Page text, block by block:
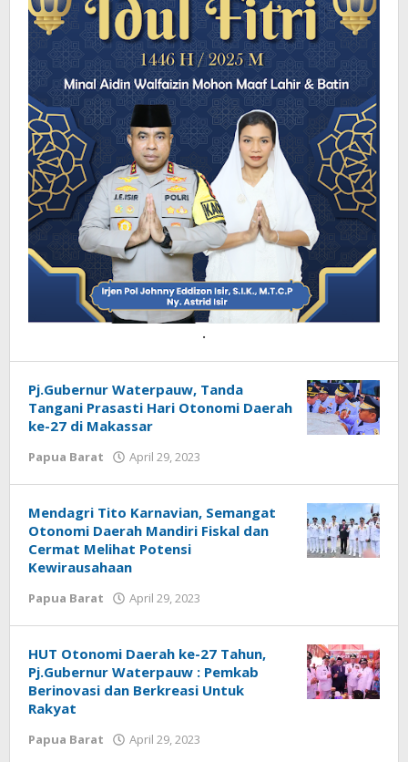
.
Pj.Gubernur Waterpauw, Tanda
Tangani Prasasti Hari Otonomi Daerah
ke-27 di Makassar
Papua Barat April 29, 2023
:
Papua
Star
Mendagri Tito Karnavian, Semangat
Otonomi Daerah Mandiri Fiskal dan
Cermat Melihat Potensi
Kewirausahaan
Papua Barat April 29, 2023
:
Papua
Star
HUT Otonomi Daerah ke-27 Tahun,
Pj.Gubernur Waterpauw : Pemkab
Berinovasi dan Berkreasi Untuk
Rakyat
Papua Barat April 29, 2023